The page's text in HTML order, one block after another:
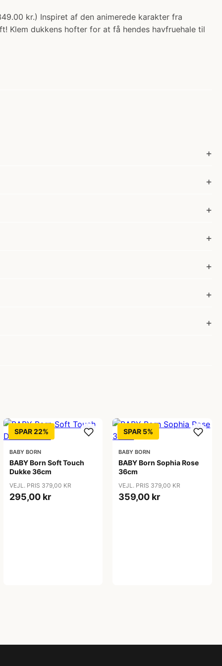
kr.) Inspiret af den animerede karakter fra
Klem dukkens hofter for at få hendes havfruehale til
SPAR 22%
BABY BORN
BABY Born Soft Touch
Dukke 36cm
VEJL. PRIS 379,00 KR
295,00 kr
SPAR 5%
BABY BORN
BABY Born Sophia Rose
36cm
VEJL. PRIS 379,00 KR
359,00 kr